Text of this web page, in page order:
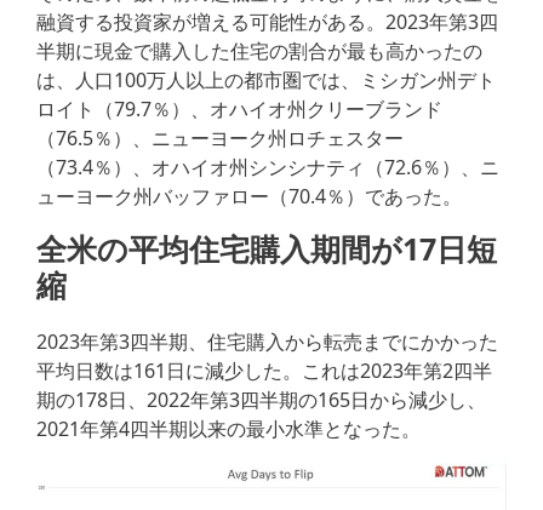
融資する投資家が増える可能性がある。2023年第3四
半期に現金で購入した住宅の割合が最も高かったの
は、人口100万人以上の都市圏では、ミシガン州デト
ロイト（79.7％）、オハイオ州クリーブランド
（76.5％）、ニューヨーク州ロチェスター
（73.4％）、オハイオ州シンシナティ（72.6％）、ニ
ューヨーク州バッファロー（70.4％）であった。
全米の平均住宅購入期間が17日短
縮
2023年第3四半期、住宅購入から転売までにかかった
平均日数は161日に減少した。これは2023年第2四半
期の178日、2022年第3四半期の165日から減少し、
2021年第4四半期以来の最小水準となった。